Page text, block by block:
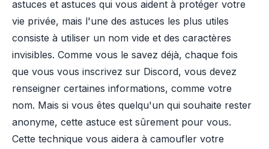
astuces et astuces qui vous aident à protéger votre
vie privée, mais l'une des astuces les plus utiles
consiste à utiliser un nom vide et des caractères
invisibles. Comme vous le savez déjà, chaque fois
que vous vous inscrivez sur Discord, vous devez
renseigner certaines informations, comme votre
nom. Mais si vous êtes quelqu'un qui souhaite rester
anonyme, cette astuce est sûrement pour vous.
Cette technique vous aidera à camoufler votre